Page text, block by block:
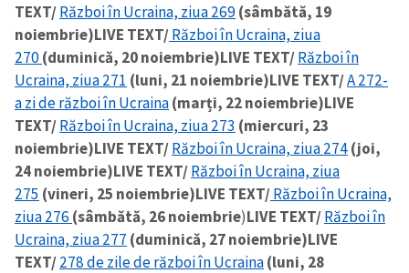
TEXT/Război în Ucraina, ziua 269(sâmbătă, 19
noiembrie)LIVE TEXT/Război în Ucraina, ziua
270(duminică, 20 noiembrie)LIVE TEXT/Război în
Ucraina, ziua 271 (luni, 21 noiembrie)LIVE TEXT/A 272-
a zi de război în Ucraina(marți, 22 noiembrie)LIVE
TEXT/Război în Ucraina, ziua 273 (miercuri, 23
noiembrie)LIVE TEXT/Război în Ucraina, ziua 274(joi,
24 noiembrie)LIVE TEXT/Război în Ucraina, ziua
275 (vineri, 25 noiembrie)LIVE TEXT/Război în Ucraina,
ziua 276 (sâmbătă, 26 noiembrie)LIVE TEXT/Război în
Ucraina, ziua 277 (duminică, 27 noiembrie)LIVE
TEXT/278 de zile de război în Ucraina(luni, 28